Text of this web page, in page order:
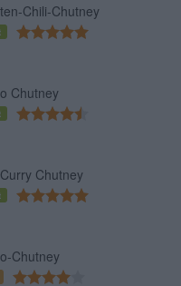
Chili-Chutney
Chutney
Chutney
Chutney